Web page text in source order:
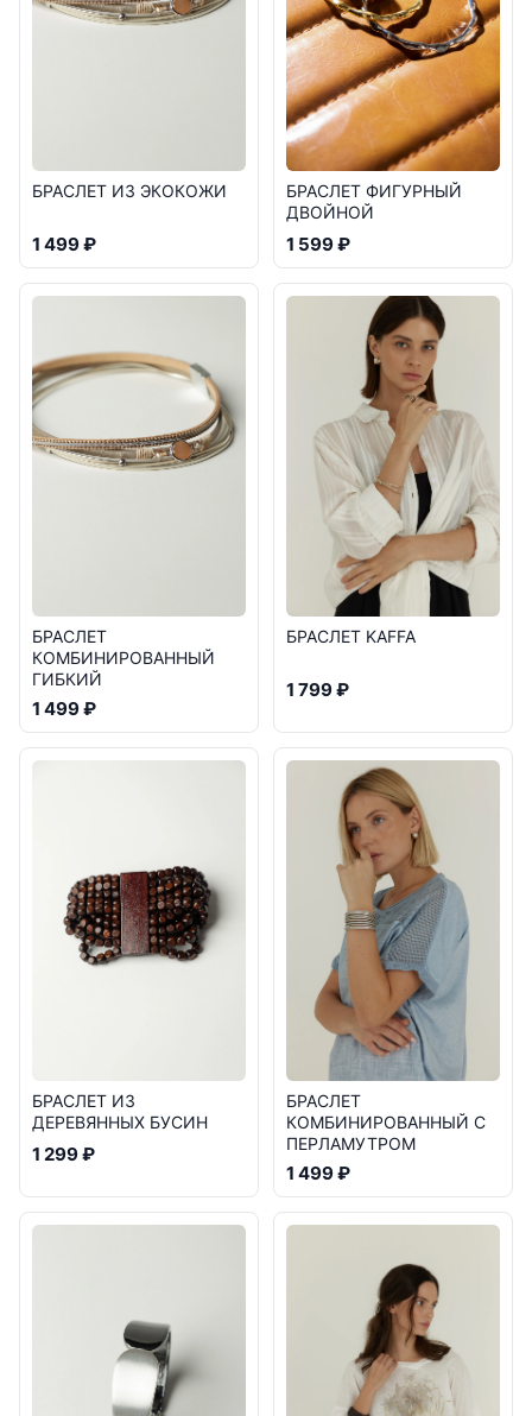
БРАСЛЕТ ИЗ ЭКОКОЖИ
1 499 ₽
БРАСЛЕТ ФИГУРНЫЙ
ДВОЙНОЙ
1 599 ₽
БРАСЛЕТ
КОМБИНИРОВАННЫЙ
ГИБКИЙ
1 499 ₽
БРАСЛЕТ KAFFA
1 799 ₽
БРАСЛЕТ ИЗ
ДЕРЕВЯННЫХ БУСИН
1 299 ₽
БРАСЛЕТ
КОМБИНИРОВАННЫЙ С
ПЕРЛАМУТРОМ
1 499 ₽